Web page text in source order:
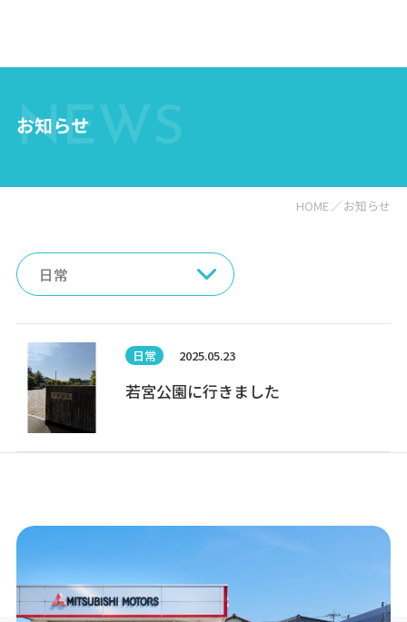
NEWS
お知らせ
HOME お知らせ
日常 2025.05.23
若宮公園に行きました